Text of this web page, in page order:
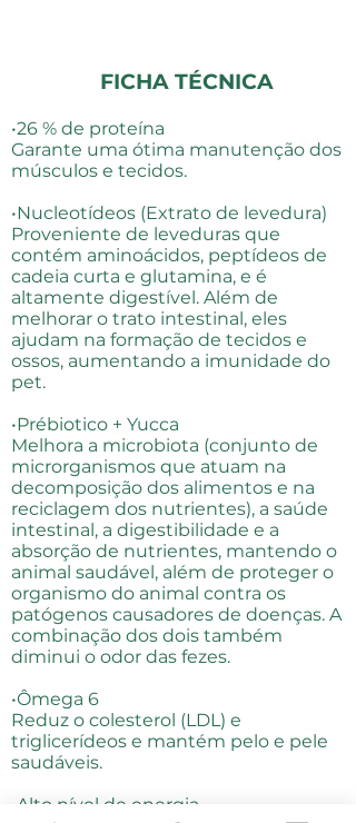
FICHA TÉCNICA
•26 % de proteína
Garante uma ótima manutenção dos
músculos e tecidos.
•Nucleotídeos (Extrato de levedura)
Proveniente de leveduras que
contém aminoácidos, peptídeos de
cadeia curta e glutamina, e é
altamente digestível. Além de
melhorar o trato intestinal, eles
ajudam na formação de tecidos e
ossos, aumentando a imunidade do
pet.
•Prébiotico + Yucca
Melhora a microbiota (conjunto de
microrganismos que atuam na
decomposição dos alimentos e na
reciclagem dos nutrientes), a saúde
intestinal, a digestibilidade e a
absorção de nutrientes, mantendo o
animal saudável, além de proteger o
organismo do animal contra os
patógenos causadores de doenças. A
combinação dos dois também
diminui o odor das fezes.
•Ômega 6
Reduz o colesterol (LDL) e
triglicerídeos e mantém pelo e pele
saudáveis.
•Alto nível de energia